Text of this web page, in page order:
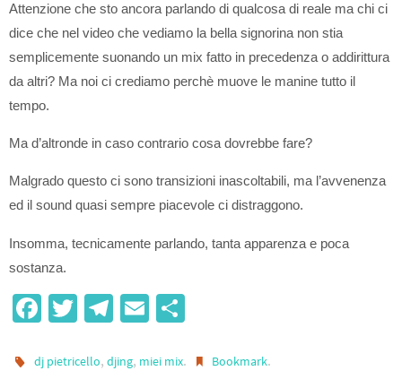
Attenzione che sto ancora parlando di qualcosa di reale ma chi ci
dice che nel video che vediamo la bella signorina non stia
semplicemente suonando un mix fatto in precedenza o addirittura
da altri? Ma noi ci crediamo perchè muove le manine tutto il
tempo.
Ma d’altronde in caso contrario cosa dovrebbe fare?
Malgrado questo ci sono transizioni inascoltabili, ma l’avvenenza
ed il sound quasi sempre piacevole ci distraggono.
Insomma, tecnicamente parlando, tanta apparenza e poca
sostanza.
Fa
b
T
tt
Te
gr
E
ail ar
dj pietricello,djing, miei mix. Bookmark.